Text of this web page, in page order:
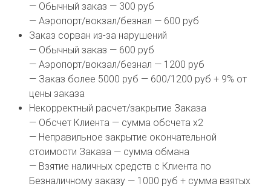
— Обычный заказ — 300 руб
— Аэропорт/вокзал/безнал — 600 руб
Заказ сорван из-за нарушений
— Обычный заказ — 600 руб
— Аэропорт/вокзал/безнал — 1200 руб
— Заказ более 5000 руб — 600/1200 руб + 9% от
цены заказа
Некорректный расчет/закрытие Заказа
— Обсчет Клиента — сумма обсчета х2
— Неправильное закрытие окончательной
стоимости Заказа — сумма обмана
— Взятие наличных средств с Клиента по
Безналичному заказу — 1000 руб + сумма взятых